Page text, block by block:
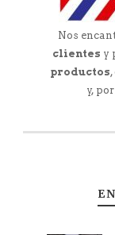
Nos
clientes y
productos
y,